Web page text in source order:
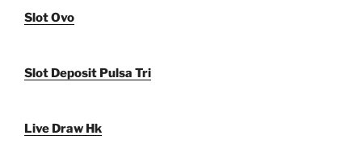
Slot Ovo
Slot Deposit Pulsa Tri
Live Draw Hk